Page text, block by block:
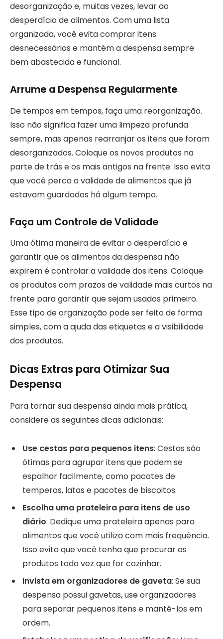
desorganização e, muitas vezes, levar ao
desperdício de alimentos. Com uma lista
organizada, você evita comprar itens
desnecessários e mantém a despensa sempre
bem abastecida e funcional.
Arrume a Despensa Regularmente
De tempos em tempos, faça uma reorganização.
Isso não significa fazer uma limpeza profunda
sempre, mas apenas rearranjar os itens que foram
desorganizados. Coloque os novos produtos na
parte de trás e os mais antigos na frente. Isso evita
que você perca a validade de alimentos que já
estavam guardados há algum tempo.
Faça um Controle de Validade
Uma ótima maneira de evitar o desperdício e
garantir que os alimentos da despensa não
expirem é controlar a validade dos itens. Coloque
os produtos com prazos de validade mais curtos na
frente para garantir que sejam usados primeiro.
Esse tipo de organização pode ser feito de forma
simples, com a ajuda das etiquetas e a visibilidade
dos produtos.
Dicas Extras para Otimizar Sua
Despensa
Para tornar sua despensa ainda mais prática,
considere as seguintes dicas adicionais:
Use cestas para pequenos itens: Cestas são
ótimas para agrupar itens que podem se
espalhar facilmente, como pacotes de
temperos, latas e pacotes de biscoitos.
Escolha uma prateleira para itens de uso
diário: Dedique uma prateleira apenas para
alimentos que você utiliza com mais frequência.
Isso evita que você tenha que procurar os
produtos toda vez que for cozinhar.
Invista em organizadores de gaveta: Se sua
despensa possui gavetas, use organizadores
para separar pequenos itens e mantê-los em
ordem.